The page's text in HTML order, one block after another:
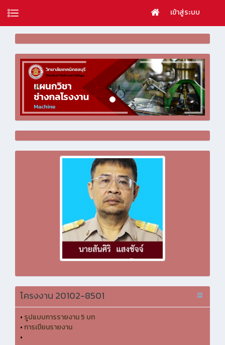
เข้าสู่ระบบ
โครงงาน 20102-8501
• รูปแบบการรายงาน 5 บท
•การเขียนรายงาน
•